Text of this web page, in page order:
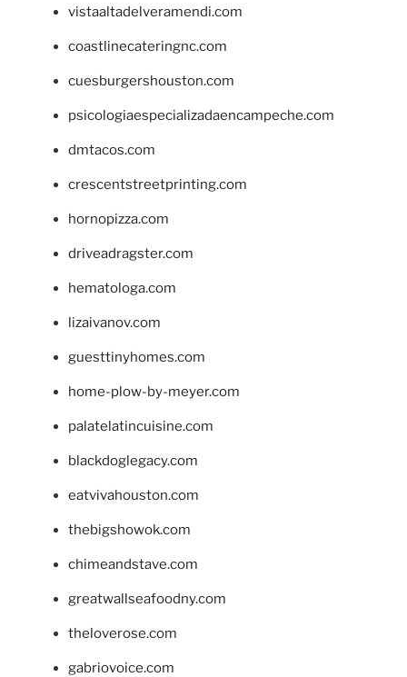
vistaaltadelveramendi.com
coastlinecateringnc.com
cuesburgershouston.com
psicologiaespecializadaencampeche.com
dmtacos.com
crescentstreetprinting.com
hornopizza.com
driveadragster.com
hematologa.com
lizaivanov.com
guesttinyhomes.com
home-plow-by-meyer.com
palatelatincuisine.com
blackdoglegacy.com
eatvivahouston.com
thebigshowok.com
chimeandstave.com
greatwallseafoodny.com
theloverose.com
gabriovoice.com